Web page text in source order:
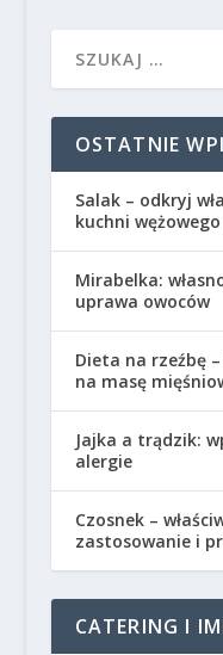
OSTATNIE
Salak – odkryj
kuchni
Mirabelka:
uprawa owoców
Dieta na rzeźbę
na masę
Jajka a trądzik:
alergie
Czosnek –
zastosowanie i
CATERING I